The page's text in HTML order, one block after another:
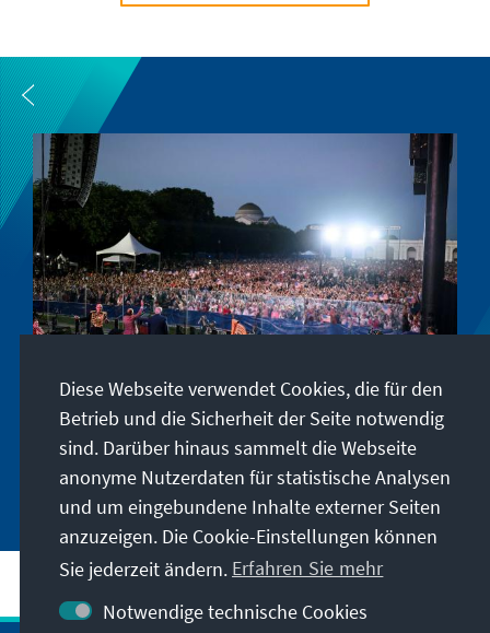
250 Jahre USA - Der ewige amerikanische Traum
Diese Webseite verwendet Cookies, die für den
Betrieb und die Sicherheit der Seite notwendig
sind. Darüber hinaus sammelt die Webseite
anonyme Nutzerdaten für statistische Analysen
und um eingebundene Inhalte externer Seiten
anzuzeigen. Die Cookie-Einstellungen können
Sie jederzeit ändern. Erfahren Sie mehr
Notwendige technische Cookies